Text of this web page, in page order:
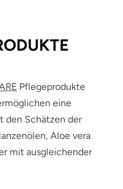
Pflegeprodukte
eine
den Schätzen der
Aloe vera
mit ausgleichender